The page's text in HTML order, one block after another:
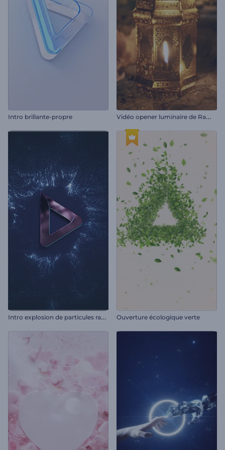
Intro brillante-propre V
idéo opener luminaire de Ramadan
I
ntro explosion de particules rayonnantes Ouverture écologique verte